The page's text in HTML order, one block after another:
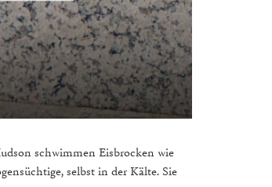
schwimmen Eisbrocken wie
selbst in der Kälte. Sie